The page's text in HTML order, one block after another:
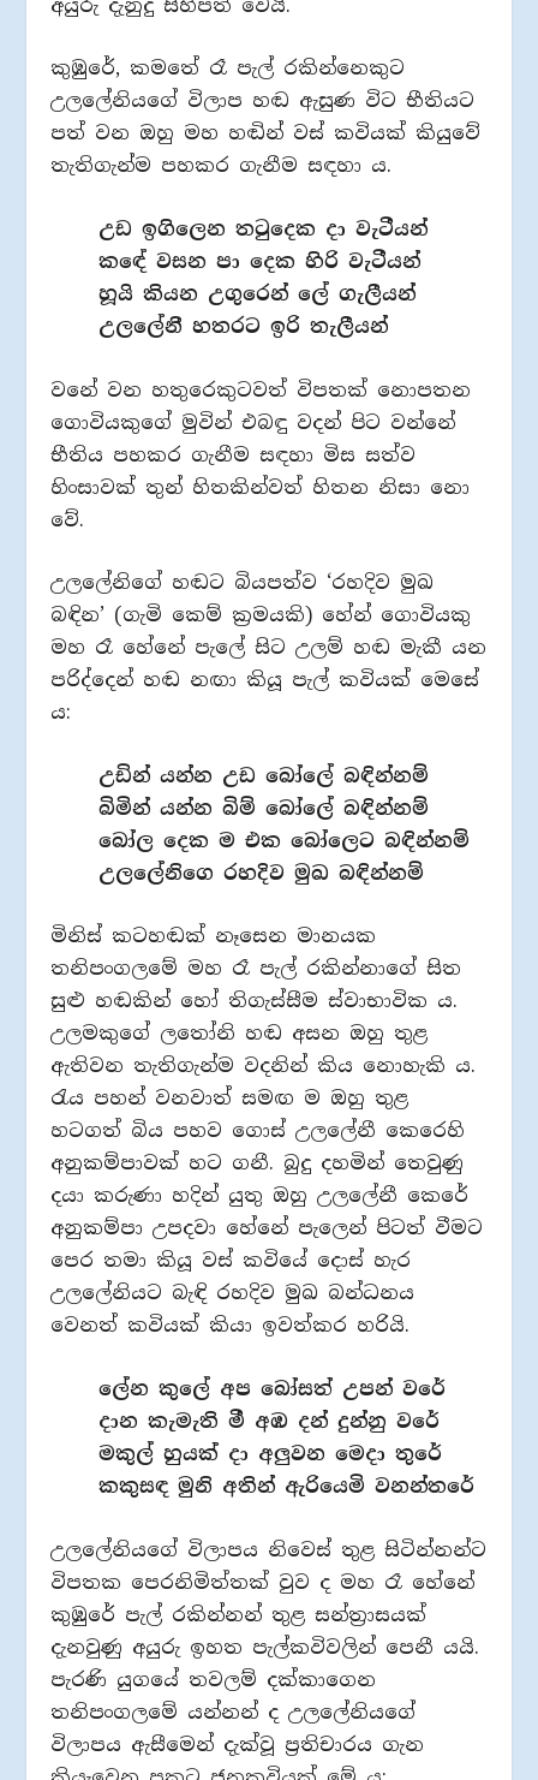
අයුරු දැනුදු සිහිපත් වෙයි.
කුඹුරේ, කමතේ රෑ පැල් රකින්නෙකුට
උලලේනියගේ විලාප හඬ ඇසුණ විට භීතියට
පත් වන ඔහු මහ හඬින් වස් කවියක් කියුවේ
තැතිගැන්ම පහකර ගැනීම සඳහා ය.
උඩ ඉගිලෙන තටුදෙක දා වැටීයන්
කඳේ වසන පා දෙක හිරි වැටීයන්
හූයි කියන උගුරෙන් ලේ ගැලීයන්
උලලේනී හතරට ඉරි තැලීයන්
වනේ වන හතුරෙකුටවත් විපතක් නොපතන
ගොවියකුගේ මුවින් එබඳු වදන් පිට වන්නේ
භීතිය පහකර ගැනීම සඳහා මිස සත්ව
හිංසාවක් තුන් හිතකින්වත් හිතන නිසා නො
වේ.
උලලේනිගේ හඬට බියපත්ව ‘රහදිව මුඛ
බඳින’ (ගැමි කෙම් ක්‍රමයකි) හේන් ගොවියකු
මහ රෑ හේනේ පැලේ සිට උලම් හඬ මැකී යන
පරිද්දෙන් හඬ නඟා කියූ පැල් කවියක් මෙසේ
ය:
උඩින් යන්න උඩ බෝලේ බඳින්නම්
බිමින් යන්න බිම් බෝලේ බඳින්නම්
බෝල දෙක ම එක බෝලෙට බඳින්නම්
උලලේනිගෙ රහදිව මුඛ බඳින්නම්
මිනිස් කටහඬක් නෑසෙන මානයක
තනිපංගලමේ මහ රෑ පැල් රකින්නාගේ සිත
සුළු හඬකින් හෝ තිගැස්සීම ස්වාභාවික ය.
උලමකුගේ ලතෝනි හඬ අසන ඔහු තුළ
ඇතිවන තැතිගැන්ම වදනින් කිය නොහැකි ය.
රැය පහන් වනවාත් සමඟ ම ඔහු තුළ
හටගත් බිය පහව ගොස් උලලේනී කෙරෙහි
අනුකම්පාවක් හට ගනී. බුදු දහමින් තෙවුණු
දයා කරුණා හදින් යුතු ඔහු උලලේනී කෙරේ
අනුකම්පා උපදවා හේනේ පැලෙන් පිටත් වීමට
පෙර තමා කියූ වස් කවියේ දොස් හැර
උලලේනියට බැඳි රහදිව මුඛ බන්ධනය
වෙනත් කවියක් කියා ඉවත්කර හරියි.
ලේන කුලේ අප බෝසත් උපන් වරේ
දාන කැමැති මී අඹ දන් දුන්නු වරේ
මකුල් හුයක් දා අලුවන මෙදා තුරේ
කකුසඳ මුනි අතින් ඇරියෙමි වනන්තරේ
උලලේනියගේ විලාපය නිවෙස් තුළ සිටින්නන්ට
විපතක පෙරනිමිත්තක් වුව ද මහ රෑ හේනේ
කුඹුරේ පැල් රකින්නන් තුළ සන්ත්‍රාසයක්
දැනවුණු අයුරු ඉහත පැල්කවිවලින් පෙනී යයි.
පැරණි යුගයේ තවලම් දක්කාගෙන
තනිපංගලමේ යන්නන් ද උලලේනියගේ
විලාපය ඇසීමෙන් දැක්වූ ප්‍රතිචාරය ගැන